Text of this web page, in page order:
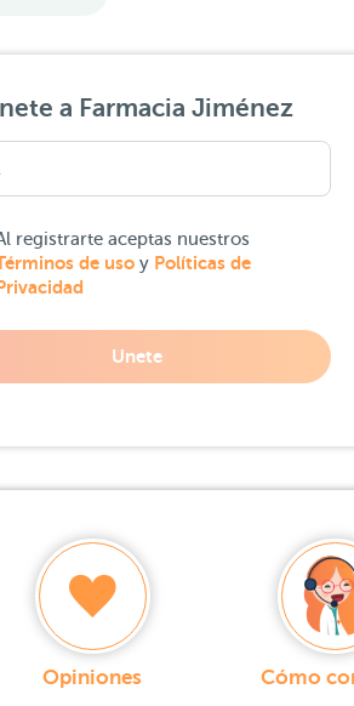
a Farmacia Jiménez
registrarte aceptas nuestros
de uso y Políticas de
Unete
Opiniones Cómo